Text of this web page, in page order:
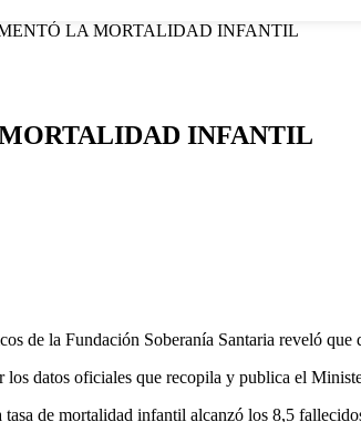
LA MORTALIDAD INFANTIL
INFANTIL
de la Fundación Soberanía Santaria reveló
los datos oficiales que recopila y publica el
de mortalidad infantil alcanzó los 8,5